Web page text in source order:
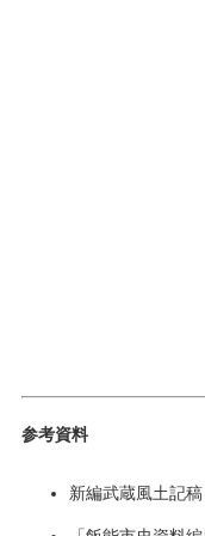
参考資料
新編武蔵風土記稿